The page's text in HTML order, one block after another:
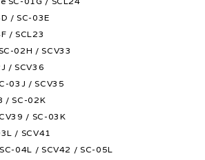
/ SC-03E
/ SCL23
02H / SCV33
/ SCV36
03J / SCV35
/ SC-02K
/ SC-03K
/ SCV41
04L / SCV42 / SC-05L